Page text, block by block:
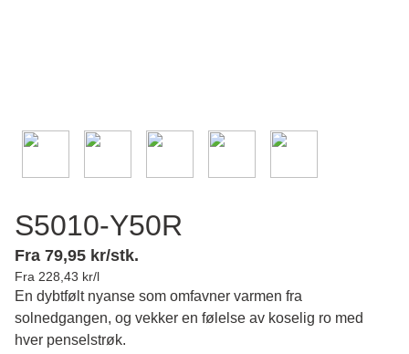
S5010-Y50R
Fra 79,95 kr/stk.
Fra 228,43 kr/l
En dybtfølt nyanse som omfavner varmen fra
solnedgangen, og vekker en følelse av koselig ro med
hver penselstrøk.